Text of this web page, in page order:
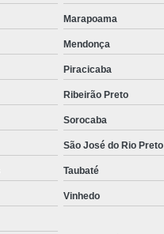
Marapoama
Mendonça
Piracicaba
Ribeirão Preto
Sorocaba
São José do Rio Preto
Taubaté
Vinhedo